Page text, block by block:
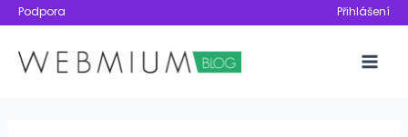
Přeskočit
obsah
Podpora Přihlášení